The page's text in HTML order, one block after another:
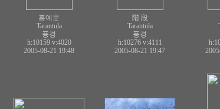
홍예문
Tarantula
풍경
h:10159 v:4020
2005-08-21 19:48
階 段
Tarantula
풍경
h:10276 v:4111
2005-08-21 19:47